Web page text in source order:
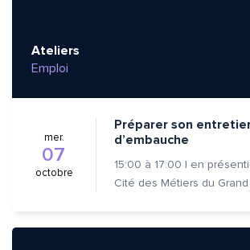
Ateliers
Emploi
mer.
07
octobre
Préparer son
d’embauche
15:00 à 17:00 | en
Quelle est la pertinence de